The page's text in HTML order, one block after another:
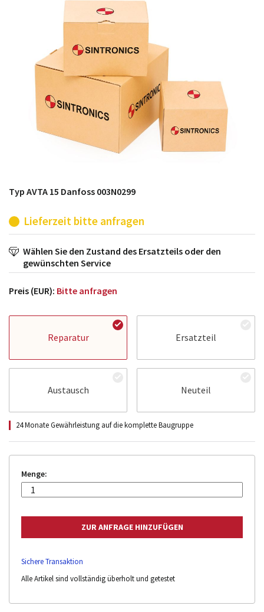
möglich. SINTRONICS ist dann ihr Partner, der
entweder die alten Baugruppen technisch hochwertig
repariert oder ihnen die abgekündigten Baugruppen
aus dem eigenen Lager ersetzt.
Typ AVTA 15 Danfoss 003N0299
Lieferzeit bitte anfragen
Wählen Sie den Zustand des Ersatzteils oder den
gewünschten Service
Preis (EUR): Bitte anfragen
Reparatur Ersatzteil
Austausch Neuteil
24 Monate Gewährleistung auf die komplette Baugruppe
Menge:
Sichere Transaktion
Alle Artikel sind vollständig überholt und getestet